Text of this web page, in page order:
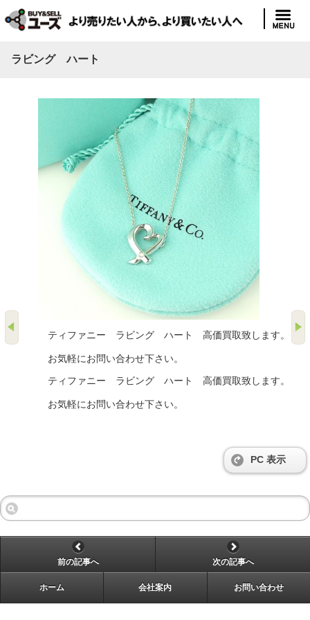
ラビング ハート
ティファニー ラビング ハート 高価買取致します。
お気軽にお問い合わせ下さい。
ティファニー ラビング ハート 高価買取致します。
お気軽にお問い合わせ下さい。
PC 表示
前の記事へ 次の記事へ
ホーム 会社案内 お問い合わせ